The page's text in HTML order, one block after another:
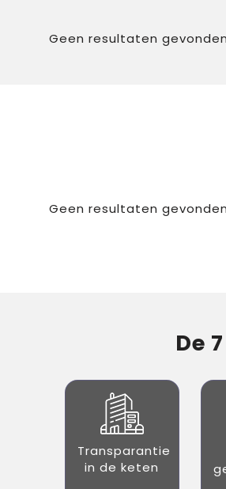
Geen resultaten
Geen resultaten
De
Transparantie
in de keten